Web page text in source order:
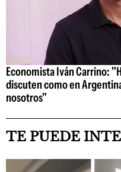
Economista Iván Carrino:
discuten como en
nosotros"
TE PUEDE